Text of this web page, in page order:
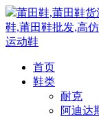
莆田鞋,莆田鞋
鞋,莆田鞋批发,高
运动鞋
首页
鞋类
耐克
阿迪达